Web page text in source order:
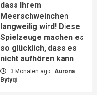
dass Ihrem
Meerschweinchen
langweilig wird! Diese
Spielzeuge machen es
so glücklich, dass es
nicht aufhören kann
3 Monaten ago Aurona
Bytyqi